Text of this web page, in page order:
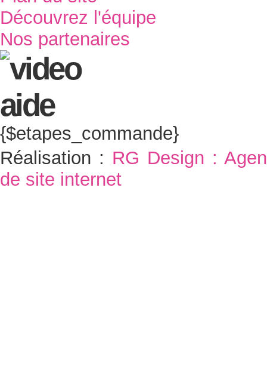
Découvrez l'équipe
Nos partenaires
{$etapes_commande}
Réalisation : RG Design :
de site internet